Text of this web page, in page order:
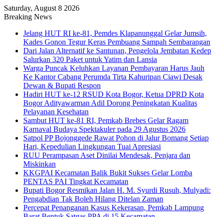
Saturday, August 8 2026
Breaking News
Jelang HUT RI ke-81, Pemdes Klapanunggal Gelar Jumsih,
Kades Gonon Tegur Keras Pembuang Sampah Sembarangan
Dari Jalan Alternatif ke Santunan, Pengelola Jembatan Kedep
Salurkan 320 Paket untuk Yatim dan Lansia
Warga Puncak Keluhkan Layanan Pembayaran Harus Jauh
Ke Kantor Cabang Perumda Tirta Kahuripan Ciawi Desak
Dewan & Bupati Respon
Hadiri HUT ke-12 RSUD Kota Bogor, Ketua DPRD Kota
Bogor Adityawarman Adil Dorong Peningkatan Kualitas
Pelayanan Kesehatan
Sambut HUT ke-81 RI, Pemkab Brebes Gelar Ragam
Karnaval Budaya Spektakuler pada 29 Agustus 2026
Satpol PP Bojonggede Rawat Pohon di Jalur Bomang Setiap
Hari, Kepedulian Lingkungan Tuai Apresiasi
RUU Perampasan Aset Dinilai Mendesak, Penjara dan
Miskinkan
KKGPAI Kecamatan Balik Bukit Sukses Gelar Lomba
PENTAS PAI Tingkat Kecamatan
Bupati Bogor Resmikan Jalan H. M. Syurdi Rusuh, Mulyadi:
Pengabdian Tak Boleh Hilang Ditelan Zaman
Percepat Penanganan Kasus Kekerasan, Pemkab Lampung